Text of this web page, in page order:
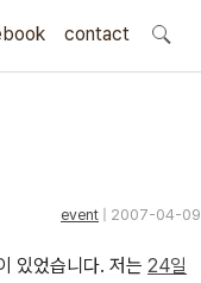
contact
event | 2007-04-09
있었습니다. 저는 24일